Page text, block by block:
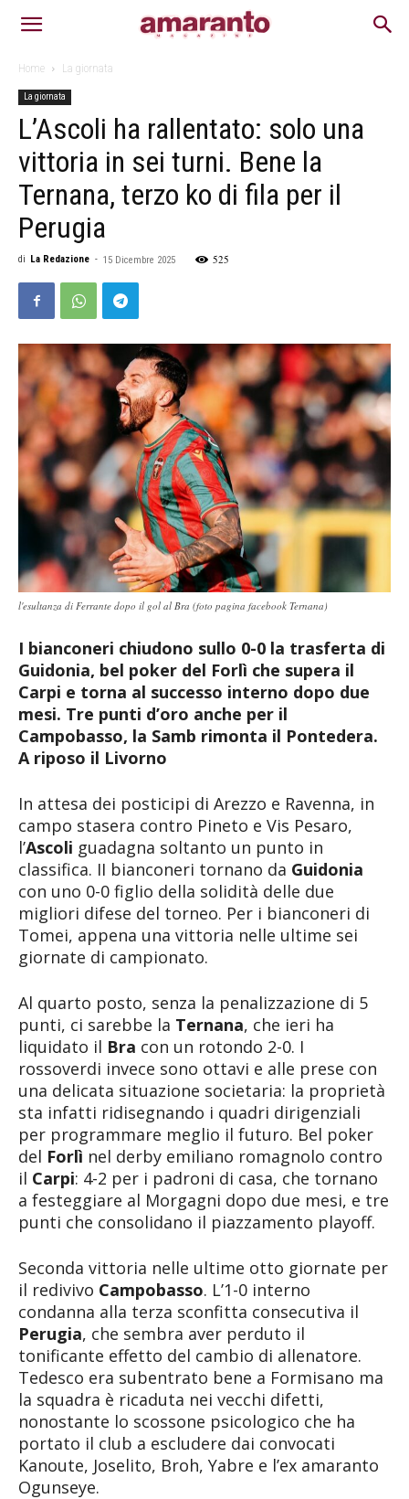
Home La giornata
La giornata
L’Ascoli ha rallentato: solo una
vittoria in sei turni. Bene la
Ternana, terzo ko di fila per il
Perugia
di La Redazione - 15 Dicembre 2025 525
l'esultanza di Ferrante dopo il gol al Bra (foto pagina facebook Ternana)
I bianconeri chiudono sullo 0-0 la trasferta di
Guidonia, bel poker del Forlì che supera il
Carpi e torna al successo interno dopo due
mesi. Tre punti d’oro anche per il
Campobasso, la Samb rimonta il Pontedera.
A riposo il Livorno
In attesa dei posticipi di Arezzo e Ravenna, in
campo stasera contro Pineto e Vis Pesaro,
l’Ascoli guadagna soltanto un punto in
classifica. II bianconeri tornano da Guidonia
con uno 0-0 figlio della solidità delle due
migliori difese del torneo. Per i bianconeri di
Tomei, appena una vittoria nelle ultime sei
giornate di campionato.
Al quarto posto, senza la penalizzazione di 5
punti, ci sarebbe la Ternana, che ieri ha
liquidato il Bra con un rotondo 2-0. I
rossoverdi invece sono ottavi e alle prese con
una delicata situazione societaria: la proprietà
sta infatti ridisegnando i quadri dirigenziali
per programmare meglio il futuro. Bel poker
del Forlì nel derby emiliano romagnolo contro
il Carpi: 4-2 per i padroni di casa, che tornano
a festeggiare al Morgagni dopo due mesi, e tre
punti che consolidano il piazzamento playoff.
Seconda vittoria nelle ultime otto giornate per
il redivivo Campobasso. L’1-0 interno
condanna alla terza sconfitta consecutiva il
Perugia, che sembra aver perduto il
tonificante effetto del cambio di allenatore.
Tedesco era subentrato bene a Formisano ma
la squadra è ricaduta nei vecchi difetti,
nonostante lo scossone psicologico che ha
portato il club a escludere dai convocati
Kanoute, Joselito, Broh, Yabre e l’ex amaranto
Ogunseye.